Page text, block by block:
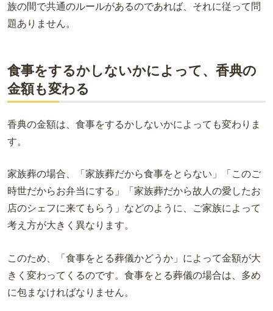
族の間で共通のルールがあるのであれば、それに従って問
題ありません。
食事をするかしないかによって、香典の
金額も変わる
香典の金額は、食事をするかしないかによっても変わりま
す。
家族葬の場合、「家族葬だから食事をとらない」
「このご
時世だからお弁当にする」「 家族葬だから故人の愛したお
店のシェフに来てもらう」 などのように、ご家族によって
考え方が大きく異なります。
このため、「食事をとる葬儀かどうか」によって金額が大
きく変わってくるのです。 食事をとる葬儀の場合は、多め
に包まなければなりません。